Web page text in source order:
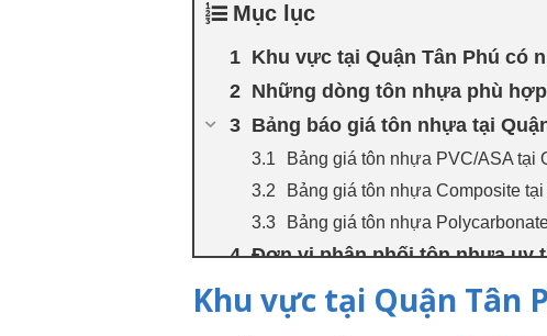
Mục lục
Khu vực tại Quận Tân Phú có
Những dòng tôn nhựa phù
Bảng báo giá tôn nhựa tại
Bảng giá tôn nhựa PVC/ASA tại
Bảng giá tôn nhựa Composite
Bảng giá tôn nhựa
Đơn vị phân phối tôn nhựa uy
Giá tôn nhựa tại Quận Tân
Câu hỏi thường gặp khi mua
Khu vực tại Quận Tân